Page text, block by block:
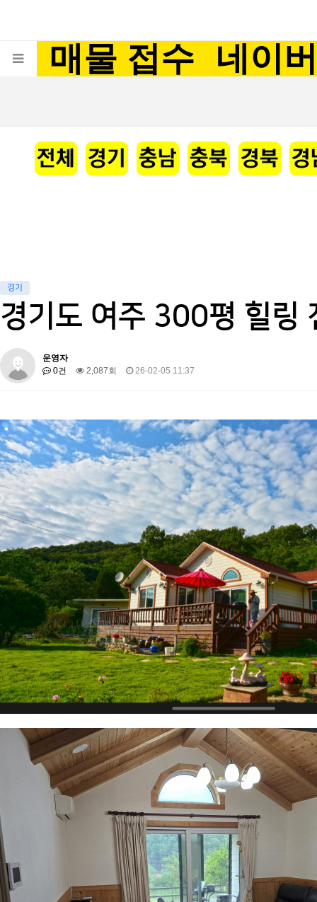
매물 접수 네이
경기
경기도 여주 300평 힐링
운영자
0건
2,087회 26-02-05 11:37